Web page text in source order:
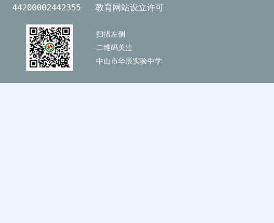
44200002442355
教育网站设立许可
扫描左侧
二维码关注
中山市华辰实验中学